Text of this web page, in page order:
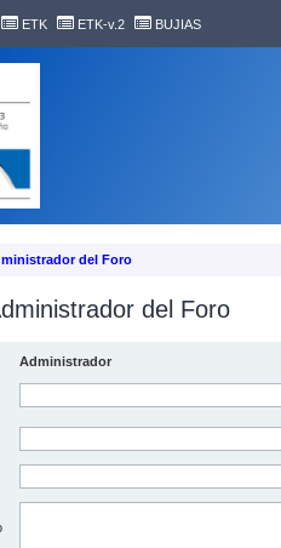
ETK ETK-v.2 BUJIAS
del Foro
del Foro
Administrador